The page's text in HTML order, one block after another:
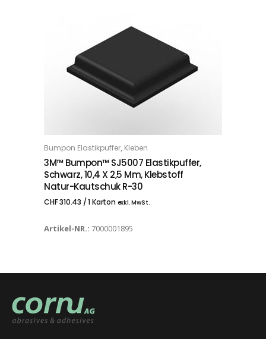
IN DEN WARENKORB
Bumpon Elastikpuffer, Kleben
3M™ Bumpon™ SJ5007 Elastikpuffer,
Schwarz, 10,4 X 2,5 Mm, Klebstoff
Natur-Kautschuk R-30
CHF310.43 / 1 Karton exkl. MwSt.
Artikel-NR.: 7000001895